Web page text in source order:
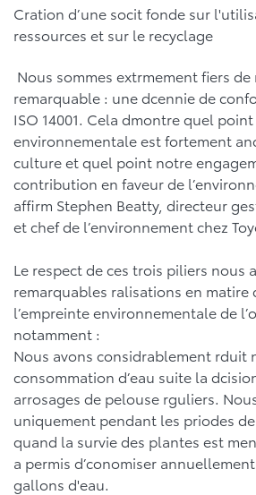
Cration d’une socit fonde sur
ressources et sur le recyclage
Nous sommes extrmement fiers
remarquable : une dcennie de
ISO 14001. Cela dmontre quel
environnementale est fortement
culture et quel point notre
contribution en faveur de
affirm Stephen Beatty, directeur
et chef de l’environnement chez
Le respect de ces trois piliers nous
remarquables ralisations en matire
l’empreinte environnementale de
notamment :
Nous avons considrablement rduit
consommation d’eau suite la
arrosages de pelouse rguliers.
uniquement pendant les priodes
quand la survie des plantes est
a permis d’conomiser
gallons d'eau.